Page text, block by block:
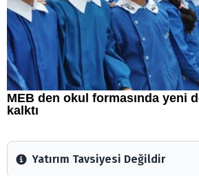
Yatırım Tavsiyesi Değildir